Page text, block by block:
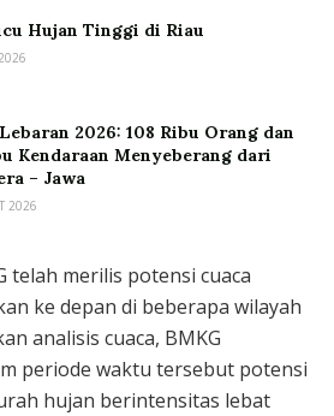
Hujan Tinggi di Riau
2026: 108 Ribu Orang dan
Kendaraan Menyeberang dari
– Jawa
2026
telah merilis potensi cuaca
ke depan di beberapa wilayah
analisis cuaca, BMKG
periode waktu tersebut potensi
hujan berintensitas lebat